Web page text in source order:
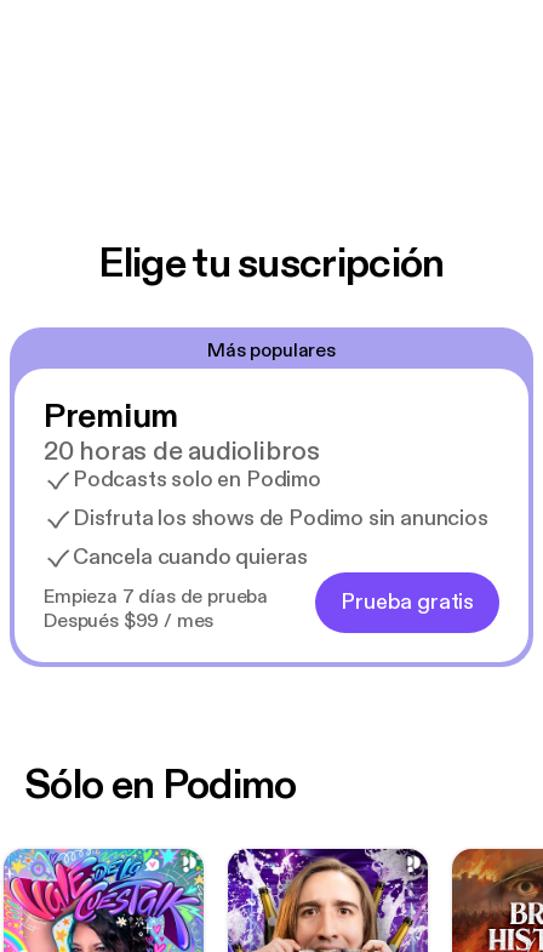
Elige tu suscripción
Más populares
Premium
20 horas de audiolibros
Podcasts solo en Podimo
Disfruta los shows de Podimo sin anuncios
Cancela cuando quieras
Empieza 7 días de prueba
Después $99 / mes
Prueba gratis
Sólo en Podimo